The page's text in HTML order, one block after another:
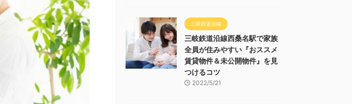
三岐鉄道沿線
三岐鉄道沿線西桑名駅で家族
全員が住みやすい『おススメ
賃貸物件＆未公開物件』を見
つけるコツ
2022/5/21